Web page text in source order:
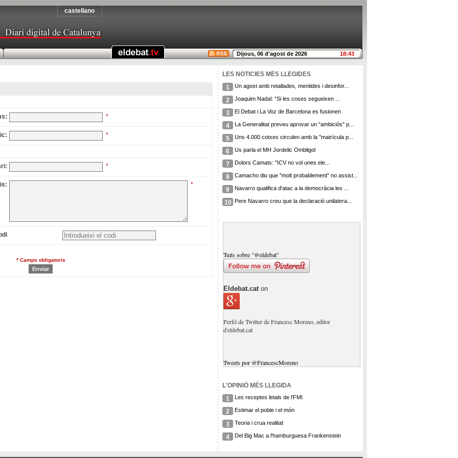
castellano
Dijous, 06 d'agost de 2026 18:43
*
*
*
*
* Camps obligatoris
LES NOTICIES MÉS LLEGIDES
1
Un agost amb retallades, mentides i desinfor...
2 Joaquim Nadal: “Si les coses segueixen ...
3 El Debat i La Voz de Barcelona es fusionen
4 La Generalitat preveu aprovar un "ambiciós" p...
5 Uns 4.000 cotxes circulen amb la "matrícula p...
6 Us parla el MH Jordelic Ombligol
7 Dolors Camats: "ICV no vol unes ele...
8 Camacho diu que "molt probablement" no assist...
9 Navarro qualifica d'atac a la democràcia les ...
10 Pere Navarro creu que la declaració unilatera...
Tuits sobre "@eldebat"
Eldebat.cat on
Perfil de Twitter de Francesc Moreno, editor
d'eldebat.cat
Tweets por @FrancescMoreno
L'OPINIÓ MÉS LLEGIDA
1
Les receptes letals de l'FMI
2 Estimar el poble i el món
3 Teoria i crua realitat
4 Del Big Mac a l'hamburguesa Frankenstein